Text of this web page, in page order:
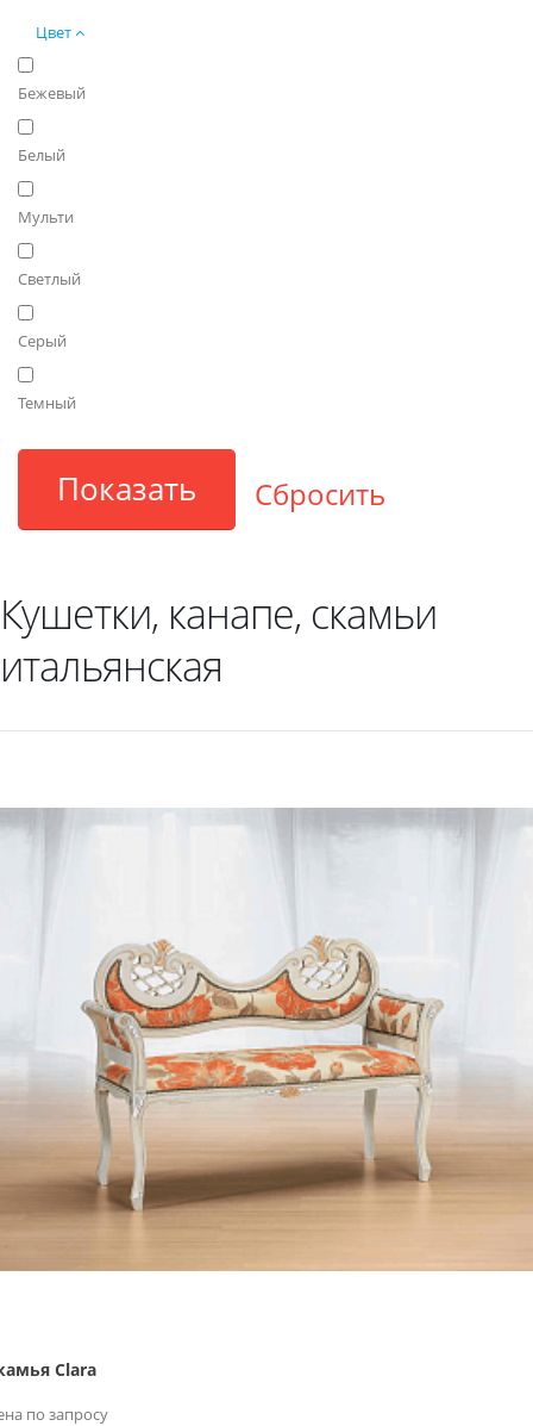
Цвет
Бежевый
Белый
Мульти
Светлый
Серый
Темный
Кушетки, канапе, скамьи
итальянская
Clara
по запросу